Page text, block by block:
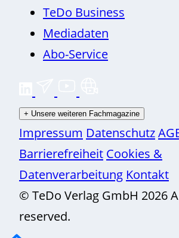
TeDo Business
Mediadaten
Abo-Service
+ Unsere weiteren Fachmagazine
Impressum Datenschutz
Barrierefreiheit Cookies &
Datenverarbeitung Kontakt
© TeDo Verlag GmbH 2026
reserved.